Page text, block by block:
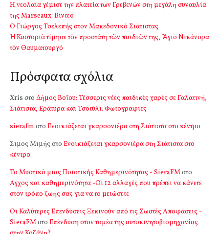
Η νεολαία γέμισε την πλατεία των Γρεβενών στη μεγάλη συναυλία
της Marseaux. Βίντεο
Ο Γιώργος Τσελεπής στον Μακεδονικό Σιάτιστας
Ἡ Καστοριὰ τίμησε τὸν προστάτη τῶν παιδιῶν της, Ἅγιο Νικάνορα
τὸν Θαυματουργό
Πρόσφατα σχόλια
Xris στο Δήμος Βοΐου: Τέσσερις νέες παιδικές χαρές σε Γαλατινή,
Σιάτιστα, Εράτυρα και Τσοτύλι. Φωτογραφίες
sierafm στο Ενοικιάζεται γκαρσονιέρα στη Σιάτιστα στο κέντρο
Σιμος Μιμής στο Ενοικιάζεται γκαρσονιέρα στη Σιάτιστα στο
κέντρο
Το Μυστικό μιας Ποιοτικής Καθημερινότητας - SieraFMστο
Αγχος και καθημερινότητα -Οι 12 αλλαγές που πρέπει να κάνετε
στον τρόπο ζωής σας για να το μειώσετε
Οι Καλύτερες Επενδύσεις Ξεκινούν από τις Σωστές Αποφάσεις -
SieraFMστο Επένδυση στον τομέα της αυτοκινητοβιομηχανίας